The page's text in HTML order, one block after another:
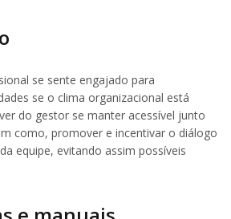
se sente engajado para
se o clima organizacional está
do gestor se manter acessível junto
como, promover e incentivar o diálogo
equipe, evitando assim possíveis